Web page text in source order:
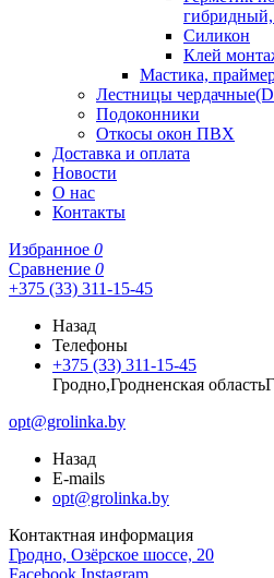
Силикон
Клей
Мастика,
Лестницы
Подоконники
Откосы окон ПВХ
Доставка и оплата
Новости
О нас
Контакты
Избранное 0
Сравнение 0
+375 (33) 311-15-45
Назад
Телефоны
+375 (33) 311-15-45
Гродно,Гродненская
opt@grolinka.by
Назад
E-mails
opt@grolinka.by
Контактная информация
Гродно, Озёрское шоссе, 20
Facebook Instagram